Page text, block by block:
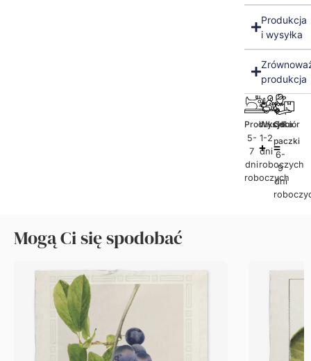
Produkcja
i wysyłka
produkcja
Produkcja
5-
7
dni
roboczych
Wysyłka
1-2
dni
roboczych
Odbiór
paczki
6-
9
dni
Mogą Ci się spodobać